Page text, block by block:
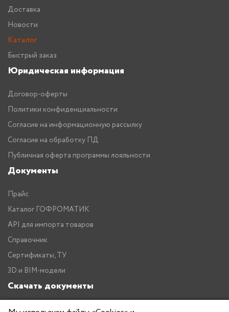
Доставка
Новости
Каталог
Быстрый заказ
Юридическая информация
Договор-оферты
Политики конфиденциальности
Согласие на информационную рассылку
Согласие на обработку ПД
Публичная оферта программы лояльности
Документы
Прайс
Каталог ГОФРОМАТИК
API для импорта товаров
Справочник
Сертификаты, ТУ
3D и BIM-модели
Скачать документы
Прайс